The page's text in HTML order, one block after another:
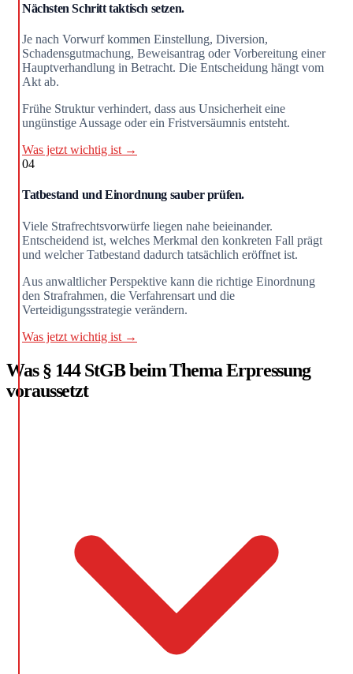
Nächsten Schritt taktisch setzen.
Je nach Vorwurf kommen Einstellung, Diversion,
Schadensgutmachung, Beweisantrag oder Vorbereitung einer
Hauptverhandlung in Betracht. Die Entscheidung hängt vom
Akt ab.
Frühe Struktur verhindert, dass aus Unsicherheit eine
ungünstige Aussage oder ein Fristversäumnis entsteht.
Was jetzt wichtig ist →
04
Tatbestand und Einordnung sauber prüfen.
Viele Strafrechtsvorwürfe liegen nahe beieinander.
Entscheidend ist, welches Merkmal den konkreten Fall prägt
und welcher Tatbestand dadurch tatsächlich eröffnet ist.
Aus anwaltlicher Perspektive kann die richtige Einordnung
den Strafrahmen, die Verfahrensart und die
Verteidigungsstrategie verändern.
Was jetzt wichtig ist →
Was § 144 StGB beim Thema Erpressung
voraussetzt